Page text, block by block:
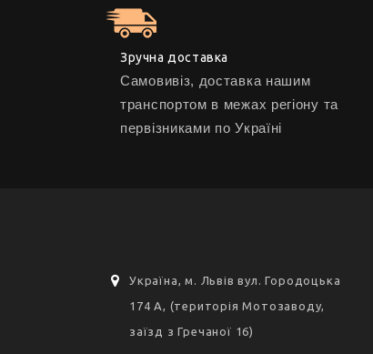
Зручна доставка
Самовивіз, доставка нашим
транспортом в межах регіону та
первізниками по Україні
Україна, м. Львів вул. Городоцька
174 А, (територія Мотозаводу,
заїзд з Гречаної 16)